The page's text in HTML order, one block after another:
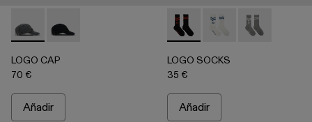
LOGO CAP - AS00011-002 - Gris desteñido
LOGO CAP - AS00011-001 - Negro desteñido
LOGO CAP
70 €
Añadir
LOGO SOCKS - AA00005-
LOGO SOCKS -
LOGO
LOGO SOCKS
35 €
Añadir